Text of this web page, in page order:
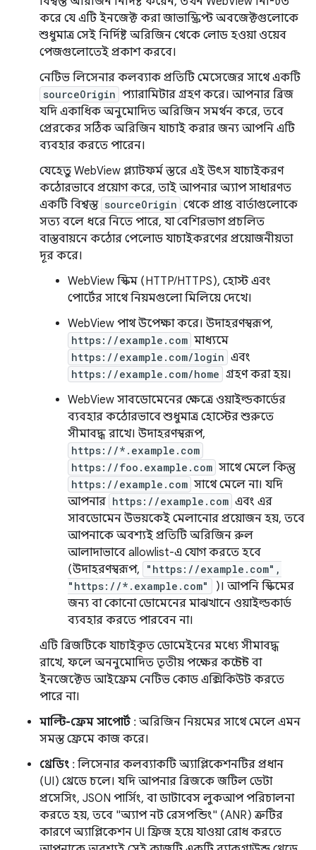
করে যে এটি ইনজেক্ট করা জাভাস্ক্রিপ্ট অবজেক্টগুলোকে
শুধুমাত্র সেই নির্দিষ্ট অরিজিন থেকে লোড হওয়া ওয়েব
পেজগুলোতেই প্রকাশ করবে।
নেটিভ লিসেনার কলব্যাক প্রতিটি মেসেজের সাথে একটি
sourceOrigin প্যারামিটার গ্রহণ করে। আপনার ব্রিজ
যদি একাধিক অনুমোদিত অরিজিন সমর্থন করে, তবে
প্রেরকের সঠিক অরিজিন যাচাই করার জন্য আপনি এটি
ব্যবহার করতে পারেন।
যেহেতু WebView প্ল্যাটফর্ম স্তরে এই উৎস যাচাইকরণ
কঠোরভাবে প্রয়োগ করে, তাই আপনার অ্যাপ সাধারণত
একটি বিশ্বস্ত sourceOrigin থেকে প্রাপ্ত বার্তাগুলোকে
সত্য বলে ধরে নিতে পারে, যা বেশিরভাগ প্রচলিত
বাস্তবায়নে কঠোর পেলোড যাচাইকরণের প্রয়োজনীয়তা
দূর করে।
WebView স্কিম (HTTP/HTTPS), হোস্ট এবং
পোর্টের সাথে নিয়মগুলো মিলিয়ে দেখে।
WebView পাথ উপেক্ষা করে। উদাহরণস্বরূপ,
https://example.com মাধ্যমে
https://example.com/login এবং
https://example.com/home গ্রহণ করা হয়।
WebView সাবডোমেনের ক্ষেত্রে ওয়াইল্ডকার্ডের
ব্যবহার কঠোরভাবে শুধুমাত্র হোস্টের শুরুতে
সীমাবদ্ধ রাখে। উদাহরণস্বরূপ,
https://*.example.com
https://foo.example.com সাথে মেলে কিন্তু
https://example.com সাথে মেলে না। যদি
আপনার https://example.com এবং এর
সাবডোমেন উভয়কেই মেলানোর প্রয়োজন হয়, তবে
আপনাকে অবশ্যই প্রতিটি অরিজিন রুল
আলাদাভাবে allowlist-এ যোগ করতে হবে
(উদাহরণস্বরূপ,
"https://example.com",
"https://*.example.com"
)। আপনি স্কিমের
জন্য বা কোনো ডোমেনের মাঝখানে ওয়াইল্ডকার্ড
ব্যবহার করতে পারবেন না।
এটি ব্রিজটিকে যাচাইকৃত ডোমেইনের মধ্যে সীমাবদ্ধ
রাখে, ফলে অননুমোদিত তৃতীয় পক্ষের কন্টেন্ট বা
ইনজেক্টেড আইফ্রেম নেটিভ কোড এক্সিকিউট করতে
পারে না।
মাল্টি-ফ্রেম সাপোর্ট : অরিজিন নিয়মের সাথে মেলে এমন
সমস্ত ফ্রেমে কাজ করে।
থ্রেডিং : লিসেনার কলব্যাকটি অ্যাপ্লিকেশনটির প্রধান
(UI) থ্রেডে চলে। যদি আপনার ব্রিজকে জটিল ডেটা
প্রসেসিং, JSON পার্সিং, বা ডাটাবেস লুকআপ পরিচালনা
করতে হয়, তবে "অ্যাপ নট রেসপন্ডিং" (ANR) ত্রুটির
কারণে অ্যাপ্লিকেশন UI ফ্রিজ হয়ে যাওয়া রোধ করতে